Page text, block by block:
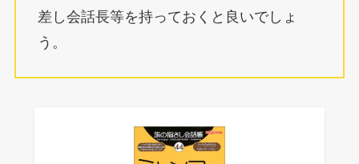
差し会話長等を持っておくと良いでしょ
う。